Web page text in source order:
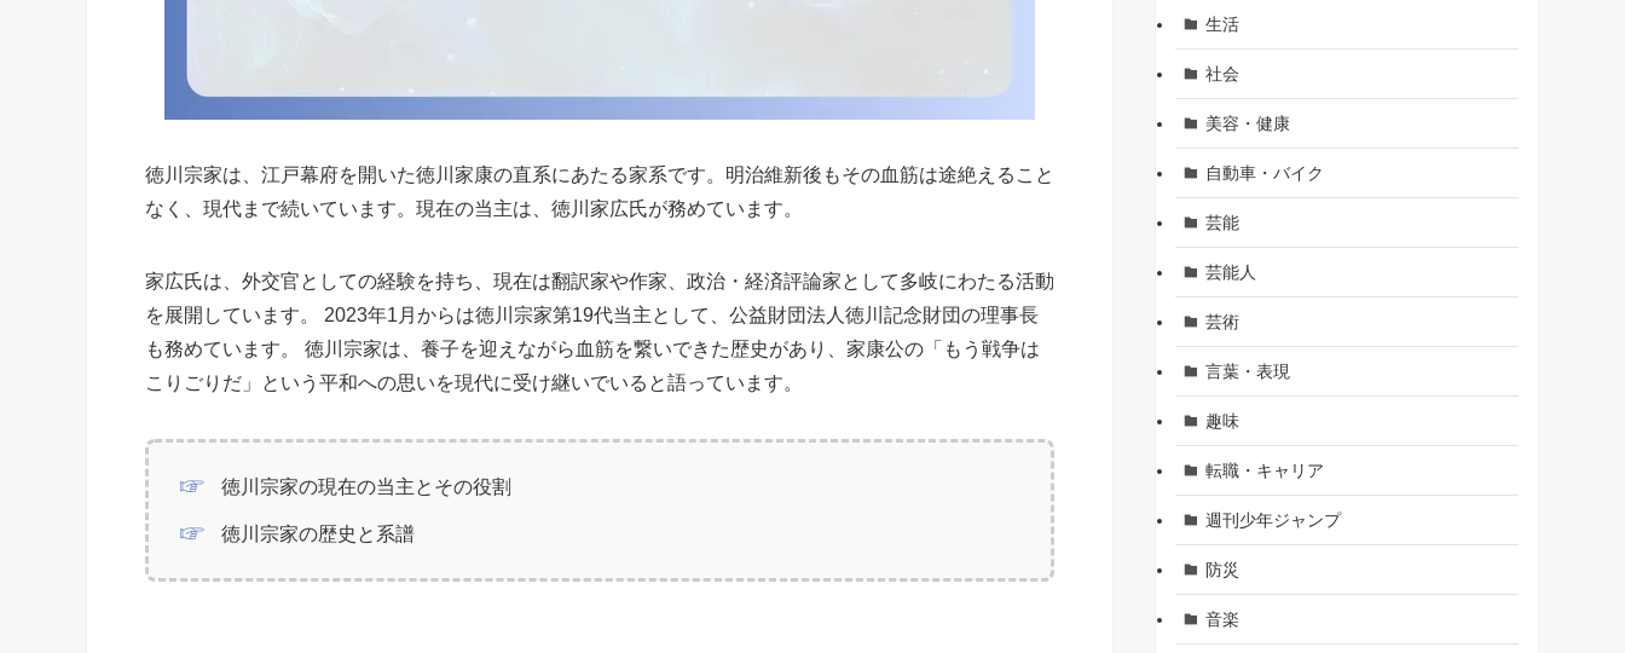
徳川宗家は、江戸幕府を開いた徳川家康の直系にあたる家系です。明治維新後もその血筋は途絶えること
なく、現代まで続いています。現在の当主は、徳川家広氏が務めています。
家広氏は、外交官としての経験を持ち、現在は翻訳家や作家、政治・経済評論家として多岐にわたる活動
を展開しています。 2023年1月からは徳川宗家第19代当主として、公益財団法人徳川記念財団の理事長
も務めています。 徳川宗家は、養子を迎えながら血筋を繋いできた歴史があり、家康公の「もう戦争は
こりごりだ」という平和への思いを現代に受け継いでいると語っています。
徳川宗家の現在の当主とその役割
徳川宗家の歴史と系譜
生活
社会
美容・健康
自動車・バイク
芸能
芸能人
芸術
言葉・表現
趣味
転職・キャリア
週刊少年ジャンプ
防災
音楽